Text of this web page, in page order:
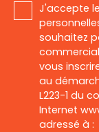
J'accepte
souhaitez
vous
au
L223-1 du
Internet
adressé à :